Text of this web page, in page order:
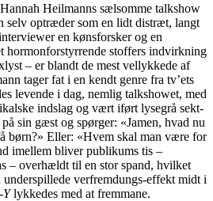
Heilmanns sælsomme talkshow
selv optræder som en lidt distræt, langt
en kønsforsker og en
hormonforstyrrende stoffers indvirkning
– er blandt de mest vellykkede af
tager fat i en kendt genre fra tv’ets
levende i dag, nemlig talkshowet, med
indslag og vært iført lysegrå sekt-
sin gæst og spørger: «Jamen, hvad nu
børn?» Eller: «Hvem skal man være for
imellem bliver publikums tis –
– overhældt til en stor spand, hvilket
verfremdungs-effekt midt i
Ylykkedes med at fremmane.